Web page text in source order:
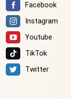
Facebook
Instagram
Youtube
TikTok
Twitter